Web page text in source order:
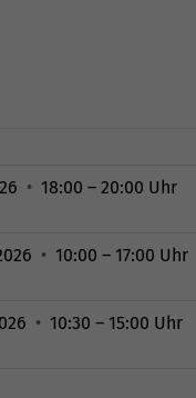
• 18:00 – 20:00 Uhr
• 10:00 – 17:00 Uhr
• 10:30 – 15:00 Uhr